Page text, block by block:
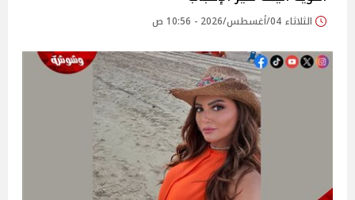
الثلاثاء 04/أغسطس/2026 - 10:56 ص